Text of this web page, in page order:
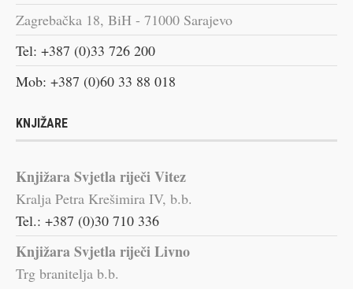
Zagrebačka 18, BiH - 71000 Sarajevo
Tel: +387 (0)33 726 200
Mob: +387 (0)60 33 88 018
KNJIŽARE
Knjižara Svjetla riječi Vitez
Kralja Petra Krešimira IV, b.b.
Tel.: +387 (0)30 710 336
Knjižara Svjetla riječi Livno
Trg branitelja b.b.